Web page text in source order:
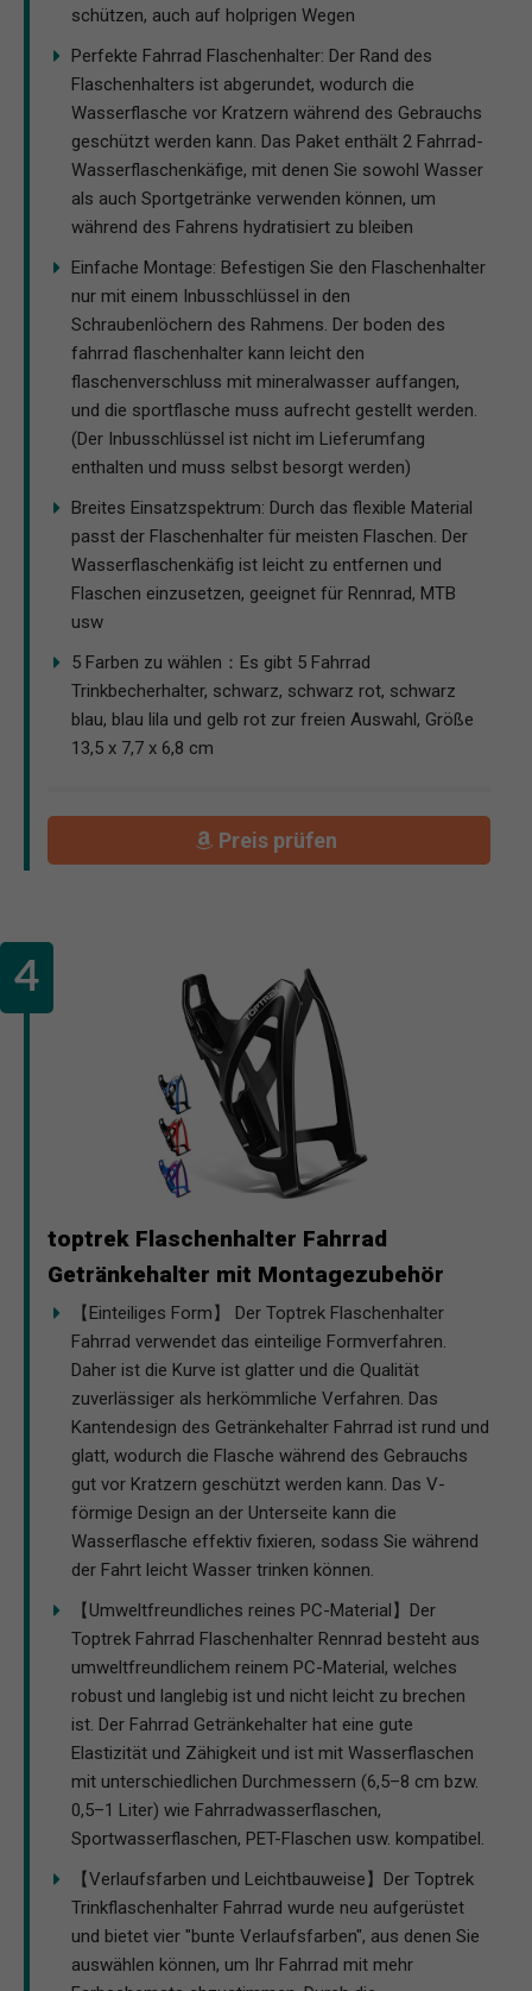
schützen, auch auf holprigen Wegen
Perfekte Fahrrad Flaschenhalter: Der Rand des
Flaschenhalters ist abgerundet, wodurch die
Wasserflasche vor Kratzern während des Gebrauchs
geschützt werden kann. Das Paket enthält 2 Fahrrad-
Wasserflaschenkäfige, mit denen Sie sowohl Wasser
als auch Sportgetränke verwenden können, um
während des Fahrens hydratisiert zu bleiben
Einfache Montage: Befestigen Sie den Flaschenhalter
nur mit einem Inbusschlüssel in den
Schraubenlöchern des Rahmens. Der boden des
fahrrad flaschenhalter kann leicht den
flaschenverschluss mit mineralwasser auffangen,
und die sportflasche muss aufrecht gestellt werden.
(Der Inbusschlüssel ist nicht im Lieferumfang
enthalten und muss selbst besorgt werden)
Breites Einsatzspektrum: Durch das flexible Material
passt der Flaschenhalter für meisten Flaschen. Der
Wasserflaschenkäfig ist leicht zu entfernen und
Flaschen einzusetzen, geeignet für Rennrad, MTB
usw
5 Farben zu wählen：Es gibt 5 Fahrrad
Trinkbecherhalter, schwarz, schwarz rot, schwarz
blau, blau lila und gelb rot zur freien Auswahl, Größe
13,5 x 7,7 x 6,8 cm
Preis prüfen
toptrek Flaschenhalter Fahrrad
Getränkehalter mit Montagezubehör
【Einteiliges Form】 Der Toptrek Flaschenhalter
Fahrrad verwendet das einteilige Formverfahren.
Daher ist die Kurve ist glatter und die Qualität
zuverlässiger als herkömmliche Verfahren. Das
Kantendesign des Getränkehalter Fahrrad ist rund und
glatt, wodurch die Flasche während des Gebrauchs
gut vor Kratzern geschützt werden kann. Das V-
förmige Design an der Unterseite kann die
Wasserflasche effektiv fixieren, sodass Sie während
der Fahrt leicht Wasser trinken können.
【Umweltfreundliches reines PC-Material】Der
Toptrek Fahrrad Flaschenhalter Rennrad besteht aus
umweltfreundlichem reinem PC-Material, welches
robust und langlebig ist und nicht leicht zu brechen
ist. Der Fahrrad Getränkehalter hat eine gute
Elastizität und Zähigkeit und ist mit Wasserflaschen
mit unterschiedlichen Durchmessern (6,5–8 cm bzw.
0,5–1 Liter) wie Fahrradwasserflaschen,
Sportwasserflaschen, PET-Flaschen usw. kompatibel.
【Verlaufsfarben und Leichtbauweise】Der Toptrek
Trinkflaschenhalter Fahrrad wurde neu aufgerüstet
und bietet vier "bunte Verlaufsfarben", aus denen Sie
auswählen können, um Ihr Fahrrad mit mehr